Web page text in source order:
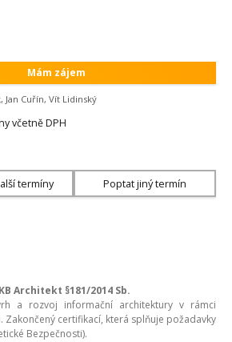
Mám zájem
Jan Cuřín, Vít Lidinský
včetně DPH
termíny Poptat jiný termín
Architekt §181/2014 Sb.
a rozvoj informační architektury v rámci
Zakončený certifikací, která splňuje požadavky
Bezpečnosti).